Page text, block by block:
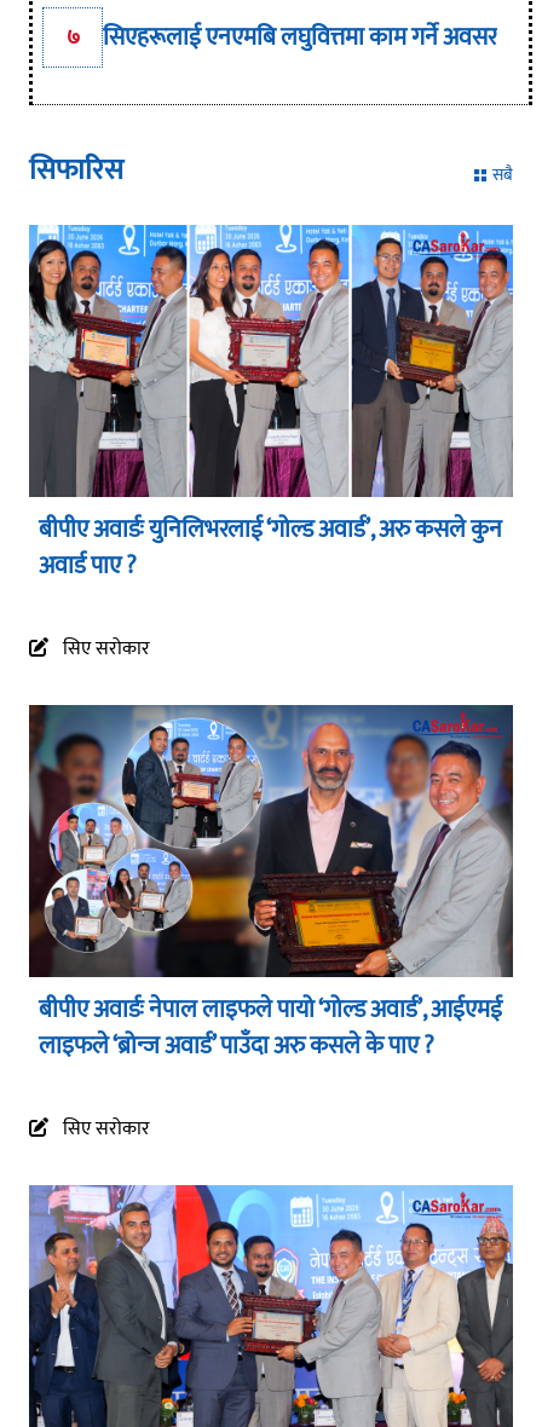
७ सिएहरूलाई एनएमबि लघुवित्तमा काम गर्ने अवसर
सिफारिस सबै
बीपीए अवार्डः युनिलिभरलाई ‘गोल्ड अवार्ड’, अरु कसले कुन
अवार्ड पाए ?
सिए सरोकार
बीपीए अवार्डः नेपाल लाइफले पायो ‘गोल्ड अवार्ड’, आईएमई
लाइफले ‘ब्रोन्ज अवार्ड’ पाउँदा अरु कसले के पाए ?
सिए सरोकार